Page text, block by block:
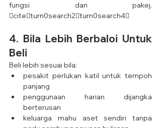
fungsi dan pakej.
citeturn0search2turn0search4
4. Bila Lebih Berbaloi Untuk
Beli
Beli lebih sesuai bila:
pesakit perlukan katil untuk tempoh
panjang
penggunaan harian dijangka
berterusan
keluarga mahu aset sendiri tanpa